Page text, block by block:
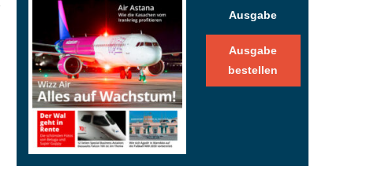
Ausgabe
Ausgabe
bestellen